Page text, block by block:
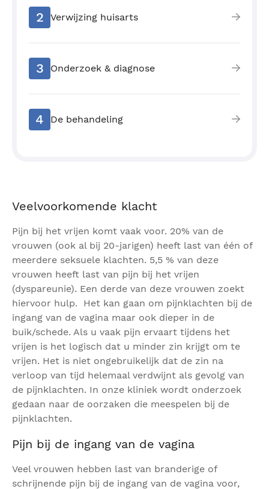
2 Verwijzing huisarts
3 Onderzoek & diagnose
4 De behandeling
Veelvoorkomende klacht
Pijn bij het vrijen komt vaak voor. 20% van de
vrouwen (ook al bij 20-jarigen) heeft last van één of
meerdere seksuele klachten. 5,5 % van deze
vrouwen heeft last van pijn bij het vrijen
(dyspareunie). Een derde van deze vrouwen zoekt
hiervoor hulp. Het kan gaan om pijnklachten bij de
ingang van de vagina maar ook dieper in de
buik/schede. Als u vaak pijn ervaart tijdens het
vrijen is het logisch dat u minder zin krijgt om te
vrijen. Het is niet ongebruikelijk dat de zin na
verloop van tijd helemaal verdwijnt als gevolg van
de pijnklachten. In onze kliniek wordt onderzoek
gedaan naar de oorzaken die meespelen bij de
pijnklachten.
Pijn bij de ingang van de vagina
Veel vrouwen hebben last van branderige of
schrijnende pijn bij de ingang van de vagina voor,